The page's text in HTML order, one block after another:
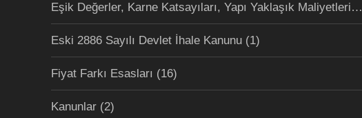
Eşik Değerler, Karne Katsayıları, Yapı Yaklaşık Maliyetleri…
Eski 2886 Sayılı Devlet İhale Kanunu (1)
Fiyat Farkı Esasları (16)
Kanunlar (2)